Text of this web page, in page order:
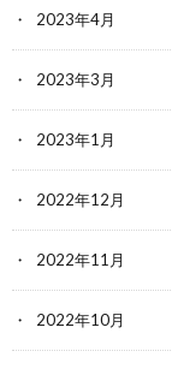
2023年4月
2023年3月
2023年1月
2022年12月
2022年11月
2022年10月